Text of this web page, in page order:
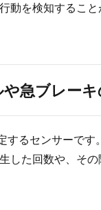
動を検知するこ
急ブレー
るセンサーで
した回数や、そ